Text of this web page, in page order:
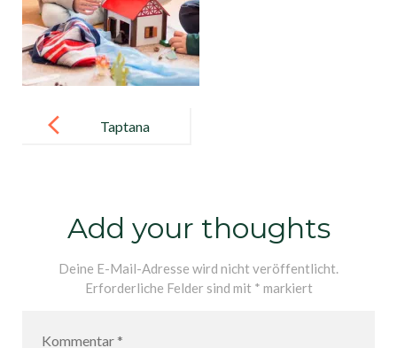
navigation
Taptana
Add your thoughts
Deine E-Mail-Adresse wird nicht veröffentlicht.
Erforderliche Felder sind mit * markiert